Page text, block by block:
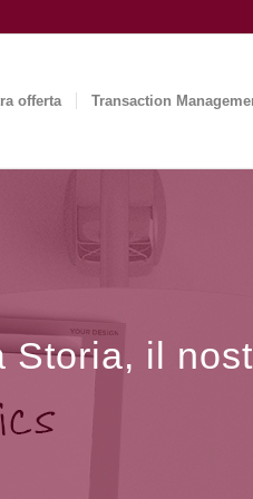
offerta Transaction
Storia, il